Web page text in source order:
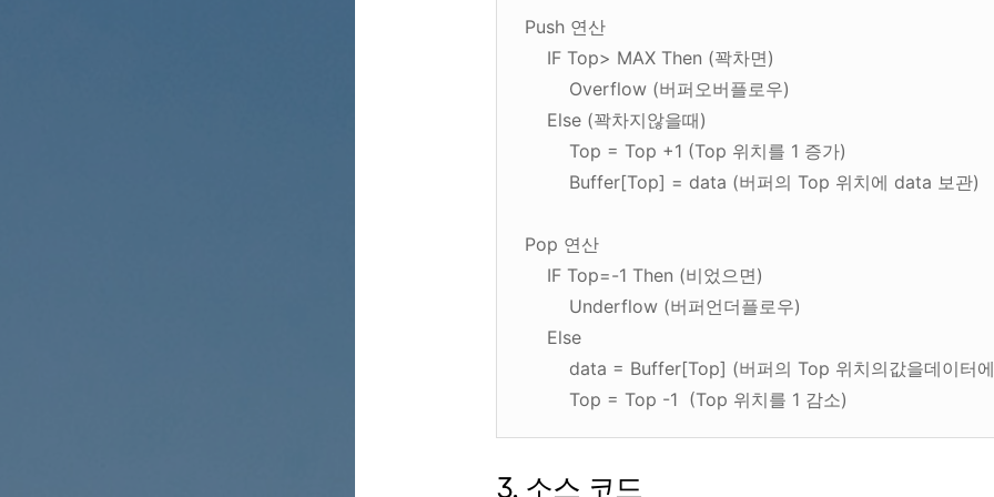
Push 연산
IF Top> MAX Then (꽉차면)
Overflow (버퍼오버플로우)
Else (꽉차지않을때)
Top = Top +1 (Top 위치를 1 증가)
Buffer[Top] = data (버퍼의 Top 위치에 data 보관)
Pop 연산
IF Top=-1 Then (비었으면)
Underflow (버퍼언더플로우)
Else
data = Buffer[Top] (버퍼의 Top 위치의값을데이터
Top = Top -1 (Top 위치를 1 감소)
3. 소스 코드